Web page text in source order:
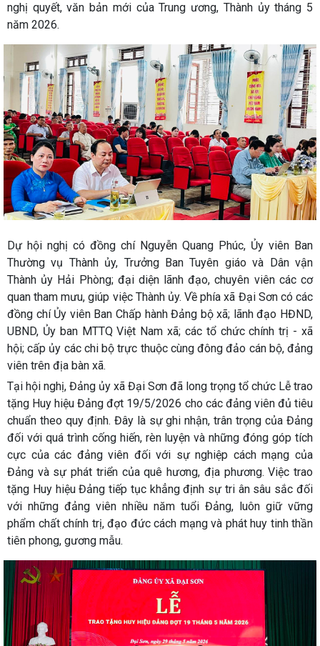
nghị quyết, văn bản mới của Trung ương, Thành ủy tháng 5
năm 2026.
Dự hội nghị có đồng chí Nguyễn Quang Phúc, Ủy viên Ban
Thường vụ Thành ủy, Trưởng Ban Tuyên giáo và Dân vận
Thành ủy Hải Phòng; đại diện lãnh đạo, chuyên viên các cơ
quan tham mưu, giúp việc Thành ủy. Về phía xã Đại Sơn có các
đồng chí Ủy viên Ban Chấp hành Đảng bộ xã; lãnh đạo HĐND,
UBND, Ủy ban MTTQ Việt Nam xã; các tổ chức chính trị - xã
hội; cấp ủy các chi bộ trực thuộc cùng đông đảo cán bộ, đảng
viên trên địa bàn xã.
Tại hội nghị, Đảng ủy xã Đại Sơn đã long trọng tổ chức Lễ trao
tặng Huy hiệu Đảng đợt 19/5/2026 cho các đảng viên đủ tiêu
chuẩn theo quy định. Đây là sự ghi nhận, trân trọng của Đảng
đối với quá trình cống hiến, rèn luyện và những đóng góp tích
cực của các đảng viên đối với sự nghiệp cách mạng của
Đảng và sự phát triển của quê hương, địa phương. Việc trao
tặng Huy hiệu Đảng tiếp tục khẳng định sự tri ân sâu sắc đối
với những đảng viên nhiều năm tuổi Đảng, luôn giữ vững
phẩm chất chính trị, đạo đức cách mạng và phát huy tinh thần
tiên phong, gương mẫu.